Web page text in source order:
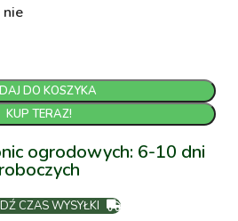
nie
DO KOSZYKA
KUP TERAZ!
ogrodowych: 6-10 dni
roboczych
CZAS WYSYŁKI